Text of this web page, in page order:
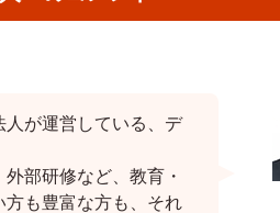
人が運営している、デ
部研修など、教育・
も豊富な方も、それ